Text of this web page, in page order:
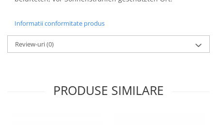
Informatii conformitate produs
Review-uri(0)
PRODUSE SIMILARE